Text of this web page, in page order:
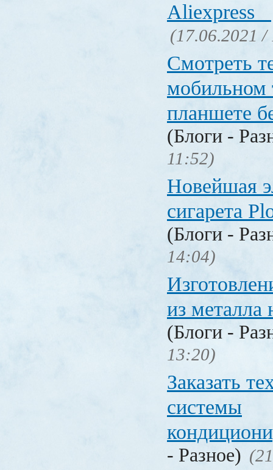
Aliexpress
(17.06.2021 /
Смотреть
мобильном
планшете
(Блоги -
11:52)
Новейшая
сигарета
(Блоги -
14:04)
из
(Блоги -
13:20)
Заказать
системы
- Разное)